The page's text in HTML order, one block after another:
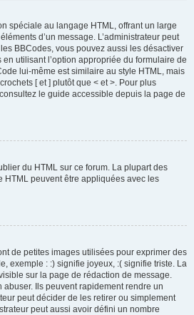
spéciale au langage HTML, offrant un large
d’un message. L’administrateur peut
BBCodes, vous pouvez aussi les désactiver
utilisant l’option appropriée du formulaire de
lui-même est similaire au style HTML, mais
[ et ] plutôt que < et >. Pour plus
le guide accessible depuis la page de
du HTML sur ce forum. La plupart des
HTML peuvent être appliquées avec les
de petites images utilisées pour exprimer des
exemple : :) signifie joyeux, :( signifie triste. La
sur la page de rédaction de message.
abuser. Ils peuvent rapidement rendre un
peut décider de les retirer ou simplement
peut aussi avoir défini un nombre